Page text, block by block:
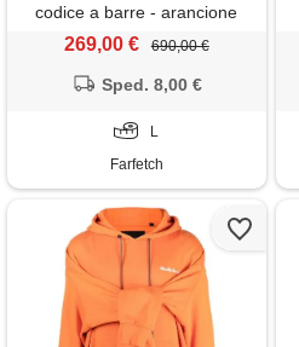
codice a barre - arancione
269,00 € 690,00 €
Sped. 8,00 €
L
Farfetch